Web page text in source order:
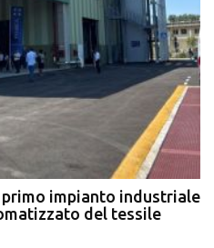
impianto industriale
del tessile